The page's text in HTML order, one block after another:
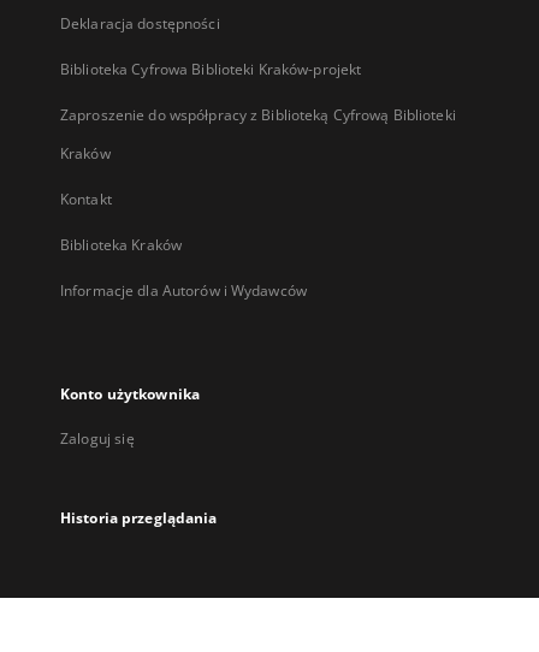
Deklaracja dostępności
Biblioteka Cyfrowa Biblioteki Kraków-projekt
Zaproszenie do współpracy z Biblioteką Cyfrową Biblioteki
Kraków
Kontakt
Biblioteka Kraków
Informacje dla Autorów i Wydawców
Konto użytkownika
Zaloguj się
Historia przeglądania